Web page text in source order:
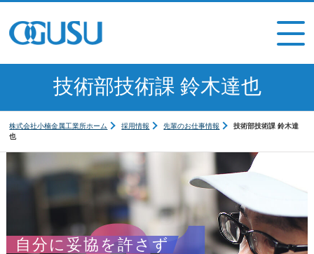
技術部技術課 鈴木達也
株式会社小楠金属工業所ホーム 採用情報 先輩のお仕事情報
技術部技術課 鈴木達
也
自分に妥協を許さず